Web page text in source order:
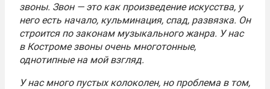
звоны. Звон — это как произведение искусства, у
него есть начало, кульминация, спад, развязка. Он
строится по законам музыкального жанра. У нас
в Костроме звоны очень многотонные,
однотипные на мой взгляд.
У нас много пустых колоколен, но проблема в том,